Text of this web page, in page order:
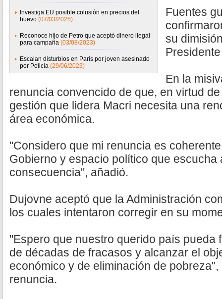
Investiga EU posible colusión en precios del
huevo (07/03/2025)
Reconoce hijo de Petro que aceptó dinero ilegal
para campaña (03/08/2023)
Escalan disturbios en París por joven asesinado
por Policía (29/06/2023)
Fuentes
su
En la
renuncia convencido de que, en virtud
gestión que lidera Macri necesita una
área económica.
"Considero que mi renuncia es
Gobierno y espacio político que escucha
consecuencia", añadió.
Dujovne aceptó que la Administración
los cuales intentaron corregir en su
"Espero que nuestro querido país pueda
de décadas de fracasos y alcanzar el
económico y de eliminación de
renuncia.